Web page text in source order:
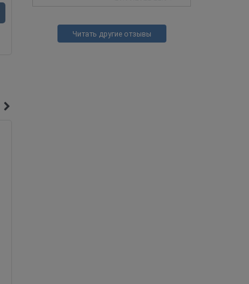
Читать другие отзывы